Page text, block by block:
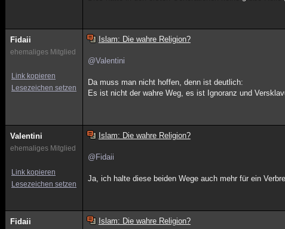
Fidaii
ehemaliges Mitglied
Link kopieren
Lesezeichen setzen
Islam: Die wahre Religion?
@Valentini
Da muss man nicht hoffen, denn ist deutlich:
Es ist nicht der wahre Weg, es ist Ignoranz und
Valentini
ehemaliges Mitglied
Link kopieren
Lesezeichen setzen
Islam: Die wahre Religion?
@Fidaii
Ja, ich halte diese beiden Wege auch mehr für ein
Fidaii Islam: Die wahre Religion?